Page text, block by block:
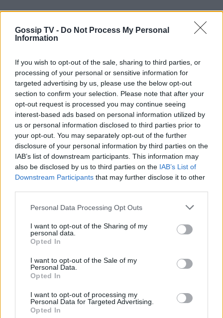
Gossip TV - Do Not Process My Personal
Information
If you wish to opt-out of the sale, sharing to third parties, or
processing of your personal or sensitive information for
targeted advertising by us, please use the below opt-out
section to confirm your selection. Please note that after your
opt-out request is processed you may continue seeing
interest-based ads based on personal information utilized by
us or personal information disclosed to third parties prior to
your opt-out. You may separately opt-out of the further
disclosure of your personal information by third parties on the
IAB’s list of downstream participants. This information may
also be disclosed by us to third parties on the IAB’s List of
Downstream Participants that may further disclose it to other
Personal Data Processing Opt Outs
I want to opt-out of the Sharing of my
personal data.
Opted In
I want to opt-out of the Sale of my
Personal Data.
Opted In
I want to opt-out of processing my
Personal Data for Targeted Advertising.
Opted In